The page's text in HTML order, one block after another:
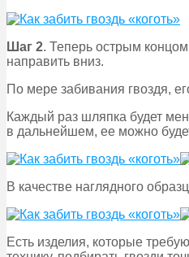
Шаг 2. Теперь острым
направить вниз.
По мере забивания гвоздя,
Каждый раз шляпка будет
в дальнейшем, ее можно
В качестве наглядного
Есть изделия, которые